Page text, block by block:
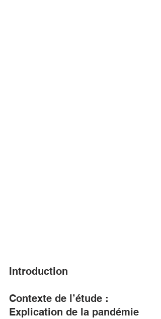
Introduction
Contexte de l’étude :
Explication de la pandémie